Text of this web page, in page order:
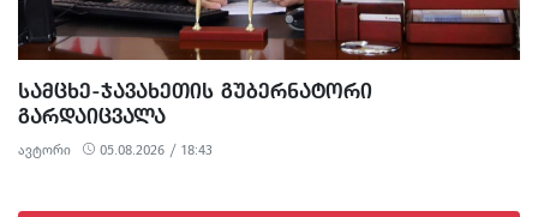
ᲡᲐᲛᲪᲮᲔ-ᲯᲐᲕᲐᲮᲔᲗᲘᲡ ᲒᲣᲑᲔᲠᲜᲐᲢᲝᲠᲘ
ᲒᲐᲠᲓᲐᲘᲪᲕᲐᲚᲐ
ავტორი 05.08.2026 / 18:43